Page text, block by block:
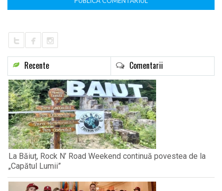
Recente Comentarii
La Băiuț, Rock N’ Road Weekend continuă povestea de la
„Capătul Lumii”